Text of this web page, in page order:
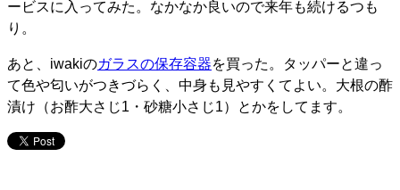
ービスに入ってみた。なかなか良いので来年も続けるつも
り。
あと、iwakiのガラスの保存容器を買った。タッパーと違っ
て色や匂いがつきづらく、中身も見やすくてよい。大根の酢
漬け（お酢大さじ1・砂糖小さじ1）とかをしてます。